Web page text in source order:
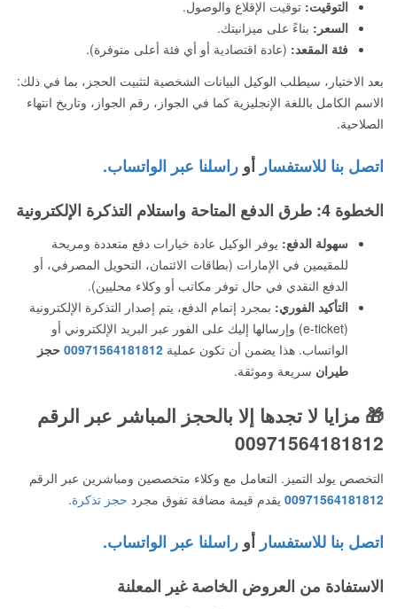
التوقيت: توقيت الإقلاع والوصول.
السعر: بناءً على ميزانيتك.
فئة المقعد: (عادة اقتصادية أو أي فئة أعلى متوفرة).
بعد الاختيار، سيطلب الوكيل البيانات الشخصية لتثبيت الحجز، بما في ذلك:
الاسم الكامل باللغة الإنجليزية كما في الجواز، رقم الجواز، وتاريخ انتهاء
الصلاحية.
اتصل بنا للاستفسار أو راسلنا عبر الواتساب.
الخطوة 4: طرق الدفع المتاحة واستلام التذكرة الإلكترونية
سهولة الدفع: يوفر الوكيل عادة خيارات دفع متعددة ومريحة
للمقيمين في الإمارات (بطاقات الائتمان، التحويل المصرفي، أو
الدفع النقدي في حال توفر مكاتب أو وكلاء محليين).
التأكيد الفوري: بمجرد إتمام الدفع، يتم إصدار التذكرة الإلكترونية
(e-ticket) وإرسالها إليك على الفور عبر البريد الإلكتروني أو
الواتساب. هذا يضمن أن تكون عملية 00971564181812 حجز
طيران سريعة وموثقة.
🎁 مزايا لا تجدها إلا بالحجز المباشر عبر الرقم
00971564181812
التخصص يولد التميز. التعامل مع وكلاء متخصصين ومباشرين عبر الرقم
00971564181812 يقدم قيمة مضافة تفوق مجرد حجز تذكرة.
اتصل بنا للاستفسار أو راسلنا عبر الواتساب.
الاستفادة من العروض الخاصة غير المعلنة